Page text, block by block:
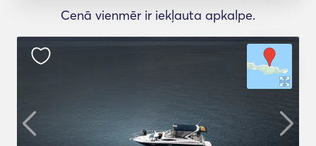
Cenā vienmēr ir iekļauta apkalpe.